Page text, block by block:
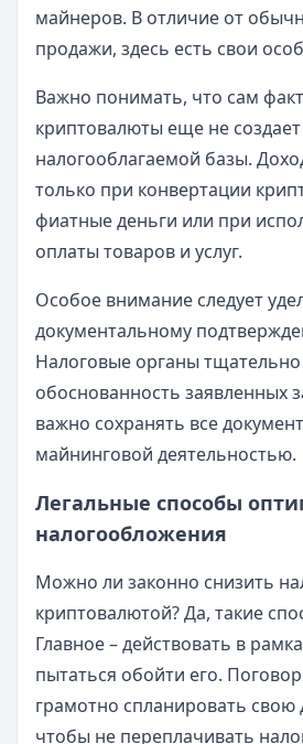
майнеров. В отличие от
продажи, здесь есть свои
Важно понимать, что сам
криптовалюты еще не создает
налогооблагаемой базы.
только при конвертации
фиатные деньги или при
оплаты товаров и услуг.
Особое внимание следует
документальному
Налоговые органы
обоснованность заявленных
важно сохранять все
майнинговой деятельностью.
Легальные способы
налогообложения
Можно ли законно снизить
криптовалютой? Да, такие
Главное – действовать в
пытаться обойти его.
грамотно спланировать свою
чтобы не переплачивать